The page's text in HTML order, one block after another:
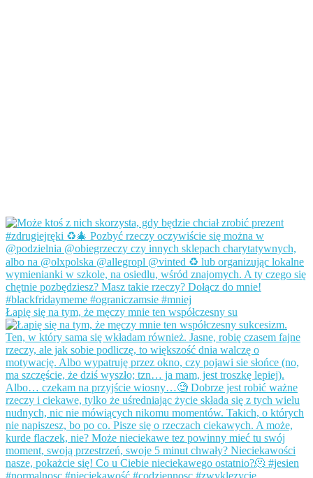
Łapię się na tym, że męczy mnie ten współczesny su